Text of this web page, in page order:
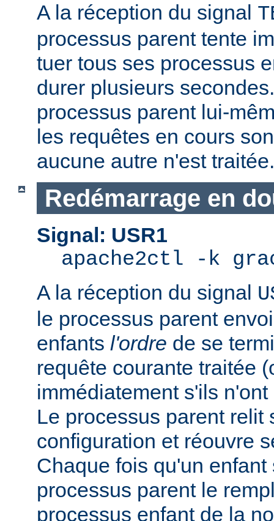
A la réception du signal
processus parent tente
tuer tous ses processus
durer plusieurs
processus parent lui-
les requêtes en cours
aucune autre n'est traitée.
Redémarrage en
Signal: USR1
apache2ctl -k
A la réception du signal
le processus parent
enfants l'ordre de se
requête courante traitée
immédiatement s'ils
Le processus parent relit
configuration et réouvre
Chaque fois qu'un enfant
processus parent le
processus enfant de la